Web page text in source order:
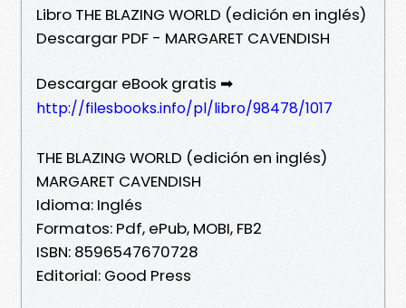
Libro THE BLAZING WORLD (edición en inglés)
Descargar PDF - MARGARET CAVENDISH
Descargar eBook gratis ➡
http://filesbooks.info/pl/libro/98478/1017
THE BLAZING WORLD (edición en inglés)
MARGARET CAVENDISH
Idioma: Inglés
Formatos: Pdf, ePub, MOBI, FB2
ISBN: 8596547670728
Editorial: Good Press